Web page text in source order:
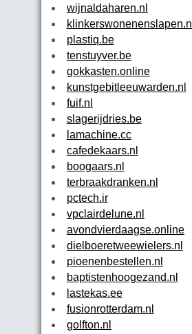
wijnaldaharen.nl
klinkerswonenenslapen.nl
plastiq.be
tenstuyver.be
gokkasten.online
kunstgebitleeuwarden.nl
fuif.nl
slagerijdries.be
lamachine.cc
cafedekaars.nl
boogaars.nl
terbraakdranken.nl
pctech.ir
vpclairdelune.nl
avondvierdaagse.online
dielboeretweewielers.nl
pioenenbestellen.nl
baptistenhoogezand.nl
lastekas.ee
fusionrotterdam.nl
golfton.nl